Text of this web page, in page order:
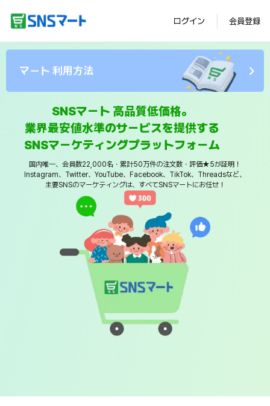
ログイン 会員登録
マート 利用方法
SNSマート 高品質低価格。
業界最安値水準のサービスを提供する
SNSマーケティングプラットフォーム
国内唯一、会員数22,000名・累計50万件の注文数・評価★5が証明！
Instagram、Twitter、YouTube、Facebook、TikTok、Threadsなど、
主要SNSのマーケティングは、すべてSNSマートにお任せ！